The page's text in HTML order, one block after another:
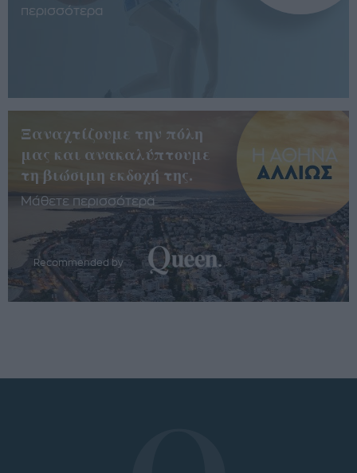
περισσότερα
Ξαναχτίζουμε την πόλη
μας και ανακαλύπτουμε
τη βιώσιμη εκδοχή της.
Μάθετε περισσότερα
Recommended by